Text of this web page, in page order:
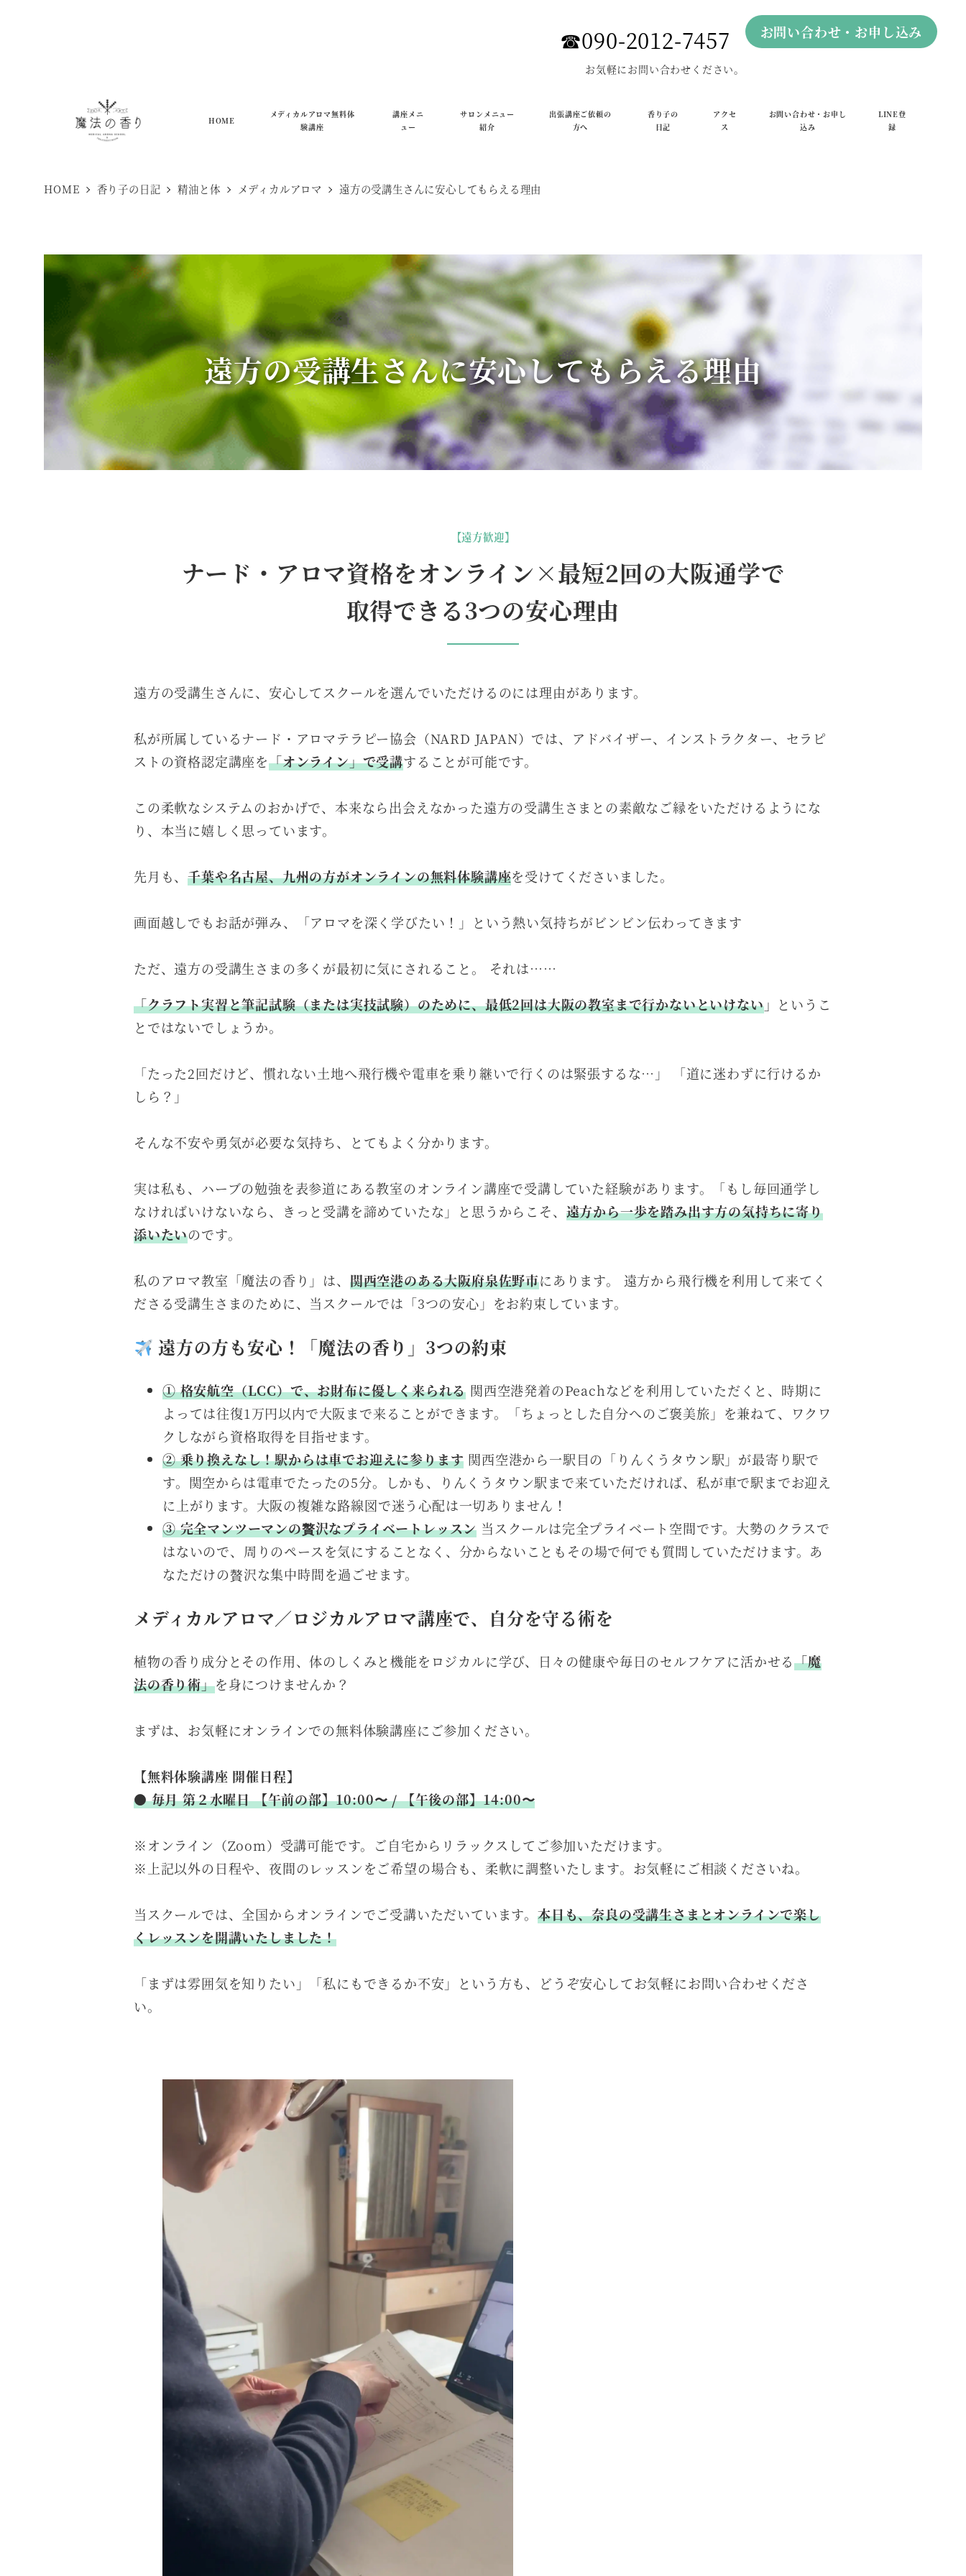
☎︎090-2012-7457 お問い合わせ・お申し込み
お気軽にお問い合わせください。
HOME
メディカルアロマ無料体
験講座
講座メニ
ュー
サロンメニュー
紹介
出張講座ご依頼の
方へ
香り子の
日記
アクセ
ス
お問い合わせ・お申し
込み
LINE登
録
HOME 香り子の日記 精油と体 メディカルアロマ 遠方の受講生さんに安心してもらえる理由
遠方の受講生さんに安心してもらえる理由
【遠方歓迎】
ナード・アロマ資格をオンライン×最短2回の大阪通学で
取得できる3つの安心理由
遠方の受講生さんに、安心してスクールを選んでいただけるのには理由があります。
私が所属しているナード・アロマテラピー協会（NARD JAPAN）では、アドバイザー、インストラクター、セラピ
ストの資格認定講座を「オンライン」で受講することが可能です。
この柔軟なシステムのおかげで、本来なら出会えなかった遠方の受講生さまとの素敵なご縁をいただけるようにな
り、本当に嬉しく思っています。
先月も、千葉や名古屋、九州の方がオンラインの無料体験講座を受けてくださいました。
画面越しでもお話が弾み、「アロマを深く学びたい！」という熱い気持ちがビンビン伝わってきます
ただ、遠方の受講生さまの多くが最初に気にされること。 それは……
「クラフト実習と筆記試験（または実技試験）のために、最低2回は大阪の教室まで行かないといけない」 というこ
とではないでしょうか。
「たった2回だけど、慣れない土地へ飛行機や電車を乗り継いで行くのは緊張するな…」 「道に迷わずに行けるか
しら？」
そんな不安や勇気が必要な気持ち、とてもよく分かります。
実は私も、ハーブの勉強を表参道にある教室のオンライン講座で受講していた経験があります。「もし毎回通学し
なければいけないなら、きっと受講を諦めていたな」と思うからこそ、 遠方から一歩を踏み出す方の気持ちに寄り
添いたいのです。
私のアロマ教室「魔法の香り」は、 関西空港のある大阪府泉佐野市にあります。 遠方から飛行機を利用して来てく
ださる受講生さまのために、当スクールでは「3つの安心」をお約束しています。
遠方の方も安心！「魔法の香り」3つの約束
① 格安航空（LCC）で、お財布に優しく来られる 関西空港発着のPeachなどを利用していただくと、時期に
よっては往復1万円以内で大阪まで来ることができます。「ちょっとした自分へのご褒美旅」を兼ねて、ワクワ
クしながら資格取得を目指せます。
② 乗り換えなし！駅からは車でお迎えに参ります 関西空港から一駅目の「りんくうタウン駅」が最寄り駅で
す。関空からは電車でたったの5分。しかも、りんくうタウン駅まで来ていただければ、私が車で駅までお迎え
に上がります。大阪の複雑な路線図で迷う心配は一切ありません！
③ 完全マンツーマンの贅沢なプライベートレッスン 当スクールは完全プライベート空間です。大勢のクラスで
はないので、周りのペースを気にすることなく、分からないこともその場で何でも質問していただけます。あ
なただけの贅沢な集中時間を過ごせます。
メディカルアロマ／ロジカルアロマ講座で、自分を守る術を
植物の香り成分とその作用、体のしくみと機能をロジカルに学び、日々の健康や毎日のセルフケアに活かせる「魔
法の香り術」を身につけませんか？
まずは、お気軽にオンラインでの無料体験講座にご参加ください。
【無料体験講座 開催日程】
● 毎月 第２水曜日 【午前の部】10:00〜 / 【午後の部】14:00〜
※オンライン（Zoom）受講可能です。ご自宅からリラックスしてご参加いただけます。
※上記以外の日程や、夜間のレッスンをご希望の場合も、柔軟に調整いたします。お気軽にご相談くださいね。
当スクールでは、全国からオンラインでご受講いただいています。 本日も、奈良の受講生さまとオンラインで楽し
くレッスンを開講いたしました！
「まずは雰囲気を知りたい」「私にもできるか不安」という方も、どうぞ安心してお気軽にお問い合わせくださ
い。